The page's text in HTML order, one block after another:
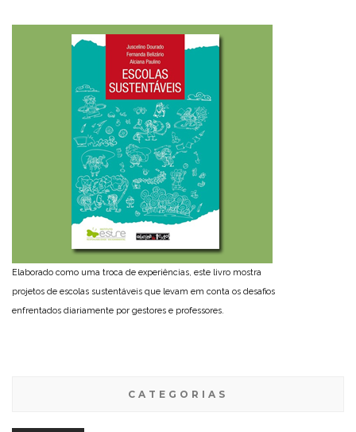
Elaborado como uma troca de experiências, este livro mostra
projetos de escolas sustentáveis que levam em conta os desafios
enfrentados diariamente por gestores e professores.
CATEGORIAS